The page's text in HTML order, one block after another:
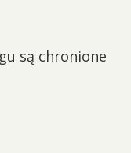
są chronione